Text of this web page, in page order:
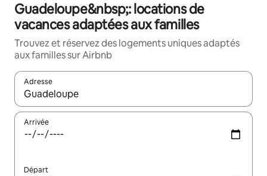
Guadeloupe&nbsp;: locations de
vacances adaptées aux familles
Trouvez et réservez des logements uniques adaptés
aux familles sur Airbnb
Adresse
Lorsque les résultats s'affichent, utilisez les flèches vers le
Arrivée
Départ